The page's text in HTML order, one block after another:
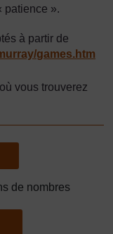
patience ».
à partir de
games.htm
vous trouverez
de nombres